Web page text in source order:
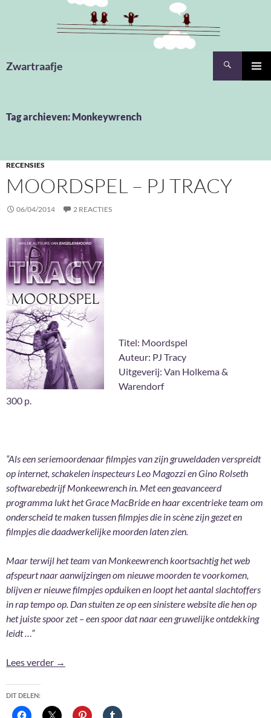
Zwartraafje
Tag archieven: Monkeywrench
RECENSIES
MOORDSPEL – PJ TRACY
06/04/2014 2 REACTIES
Titel: Moordspel
Auteur: PJ Tracy
Uitgeverij: Van Holkema &
Warendorf
300 p.
“Als een seriemoordenaar filmpjes van zijn gruweldaden verspreidt
op internet, schakelen inspecteurs Leo Magozzi en Gino Rolseth
softwarebedrijf Monkeewrench in. Met een geavanceerd
programma lukt het Grace MacBride en haar excentrieke team om
onderscheid te maken tussen filmpjes die in scène zijn gezet en
filmpjes die daadwerkelijke moorden laten zien.
Maar terwijl het team van Monkeewrench koortsachtig het web
afspeurt naar aanwijzingen om nieuwe moorden te voorkomen,
blijven er nieuwe filmpjes opduiken en loopt het aantal slachtoffers
in rap tempo op. Dan stuiten ze op een sinistere website die hen op
het juiste spoor zet – een spoor dat naar een gruwelijke ontdekking
leidt …”
Lees verder Moordspel – PJ Tracy
→
DIT DELEN: